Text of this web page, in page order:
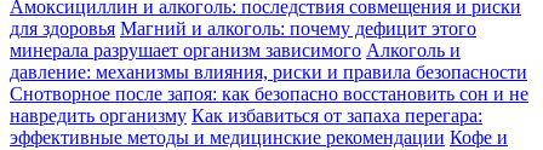
Амоксициллин и алкоголь: последствия совмещения и риски
для здоровья Магний и алкоголь: почему дефицит этого
минерала разрушает организм зависимого Алкоголь и
давление: механизмы влияния, риски и правила безопасности
Снотворное после запоя: как безопасно восстановить сон и не
навредить организму Как избавиться от запаха перегара:
эффективные методы и медицинские рекомендации Кофе и